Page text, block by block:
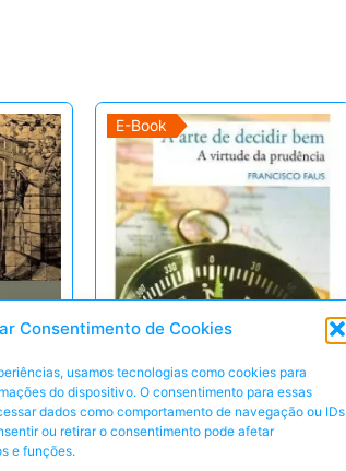
Consentimento de Cookies
usamos tecnologias como cookies para
do dispositivo. O consentimento para essas
dados como comportamento de navegação ou IDs
ou retirar o consentimento pode afetar
e funções.
E-Book
A arte de decidir